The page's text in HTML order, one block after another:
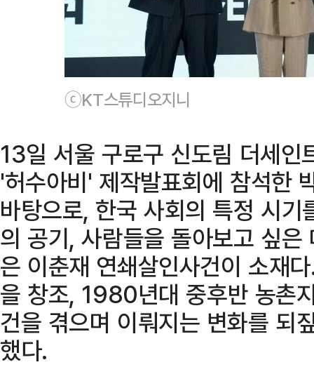
ⓒKT스튜디오지니
13일 서울 구로구 신도림 더세
'허수아비' 제작발표회에 참석한
바탕으로, 한국 사회의 특정 시
의 공기, 사람들을 돌아보고 싶
은 이춘재 연쇄살인사건이 소재
을 창조, 1980년대 중후반 농촌
건을 겪으며 이뤄지는 변화를 되
했다.